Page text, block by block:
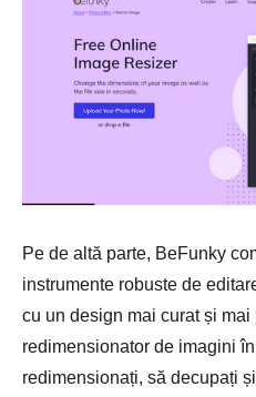
Pe de altă parte, BeFunky
instrumente robuste de
cu un design mai curat și mai
redimensionator de imagini
redimensionați, să decupați